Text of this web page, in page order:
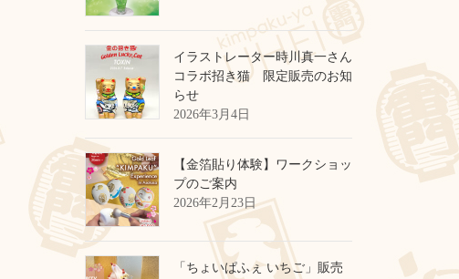
イラストレーター時川真一さん
コラボ招き猫 限定販売のお知
らせ
2026年3月4日
【金箔貼り体験】ワークショッ
プのご案内
2026年2月23日
「ちょいぱふぇ いちご」販売